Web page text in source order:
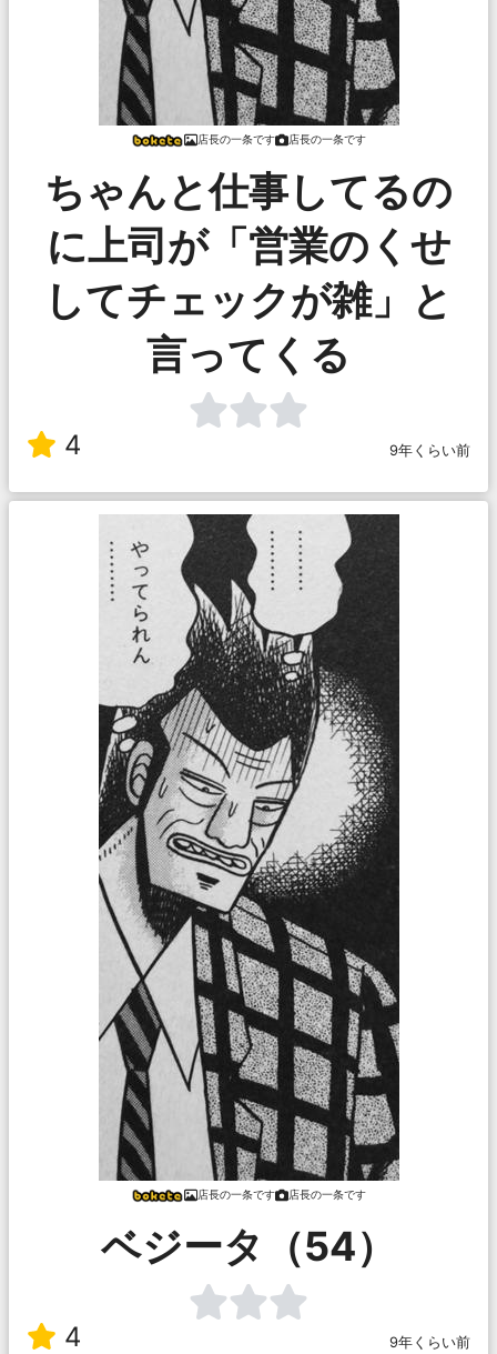
店長の一条です 店長の一条です
ちゃんと仕事してるの
に上司が「営業のくせ
してチェックが雑」と
言ってくる
4 9年くらい前
店長の一条です 店長の一条です
ベジータ（54）
4 9年くらい前